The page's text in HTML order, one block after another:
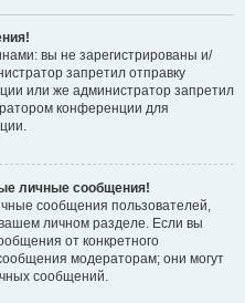
вы не зарегистрированы и/
запретил отправку
или же администратор запретил
конференции для
личные сообщения!
сообщения пользователей,
личном разделе. Если вы
от конкретного
модераторам; они могут
сообщений.